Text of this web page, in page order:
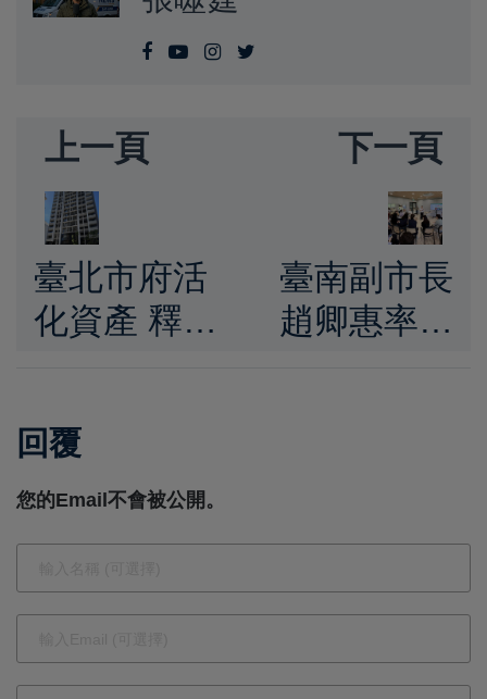
上一頁
臺北市府活
化資產 釋出
4月29日公
開標租 歡迎
包租業者投
標
下一頁
臺南副市長
趙卿惠率團
宅整合服務
模式打造幸
福老化新藍
圖
回覆
您的Email不會被公開。